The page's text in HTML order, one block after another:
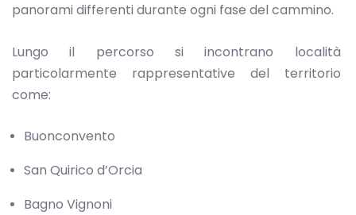
panorami differenti durante ogni fase del cammino.
Lungo il percorso si incontrano località
particolarmente rappresentative del territorio
come:
Buonconvento
San Quirico d’Orcia
Bagno Vignoni